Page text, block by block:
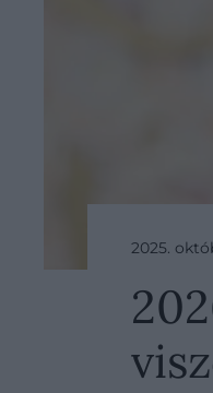
2025.